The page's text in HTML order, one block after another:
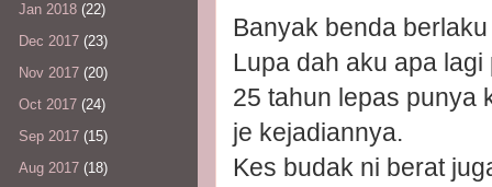
Banyak benda
Lupa dah aku apa
25 tahun lepas punya
je kejadiannya.
Kes budak ni berat
Jan 2018 (22)
Dec 2017 (23)
Nov 2017 (20)
Oct 2017 (24)
Sep 2017 (15)
Aug 2017 (18)